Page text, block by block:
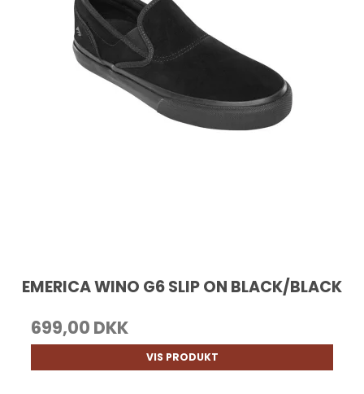
EMERICA WINO G6 SLIP ON BLACK/BLACK
699,00 DKK
VIS PRODUKT